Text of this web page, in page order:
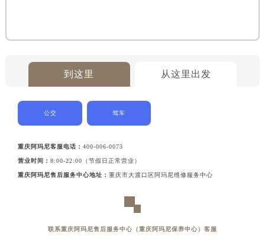
到这里 从这里出发
公交 驾车
重庆阿玛尼客服电话：400-006-0073
营业时间：8:00-22:00（节假日正常营业）
重庆阿玛尼售后服务中心地址：重庆市大渡口区阿玛尼维修服务中心
联系重庆阿玛尼售后服务中心（重庆阿玛尼保养中心）客服